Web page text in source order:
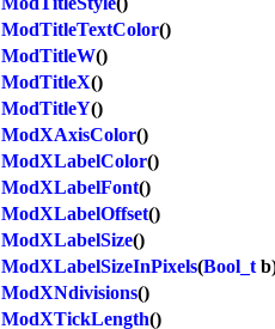
ModTitleTextColor()
ModTitleW()
ModTitleX()
ModTitleY()
ModXAxisColor()
ModXLabelColor()
ModXLabelFont()
ModXLabelOffset()
ModXLabelSize()
ModXLabelSizeInPixels(Bool_t
ModXNdivisions()
ModXTickLength()